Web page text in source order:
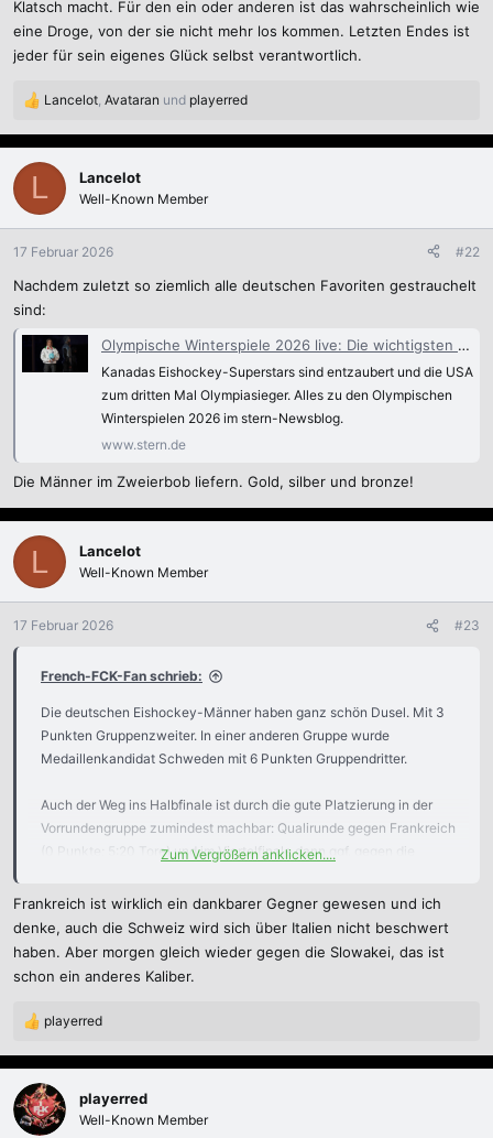
Klatsch macht. Für den ein oder anderen ist das wahrscheinlich wie
eine Droge, von der sie nicht mehr los kommen. Letzten Endes ist
jeder für sein eigenes Glück selbst verantwortlich.
R
a
k
i
o
n
n
:
Lancelot Avataran und playerred
L Lancelot
Well-Known Member
17 Februar 2026 #22
Nachdem zuletzt so ziemlich alle deutschen Favoriten gestrauchelt
sind:
Olympische Winterspiele 2026 live: Die wichtigsten News
Kanadas Eishockey-Superstars sind entzaubert und die USA
zum dritten Mal Olympiasieger. Alles zu den Olympischen
Winterspielen 2026 im stern-Newsblog.
www.stern.de
Die Männer im Zweierbob liefern. Gold, silber und bronze!
L Lancelot
Well-Known Member
17 Februar 2026 #23
French-FCK-Fan schrieb:
Die deutschen Eishockey-Männer haben ganz schön Dusel. Mit 3
Punkten Gruppenzweiter. In einer anderen Gruppe wurde
Medaillenkandidat Schweden mit 6 Punkten Gruppendritter.
Auch der Weg ins Halbfinale ist durch die gute Platzierung in der
Vorrundengruppe zumindest machbar: Qualirunde gegen Frankreich
(0 Punkte; 5:20 Tore) und im Viertelfinale dann ggf. gegen die
Gruppensiegern sicherlich noch der dankbarste Gegner, wenn man
sieht, wie Goldfavorit Kanada seine bisherigen Gegner
abgeschossen hat (5:0; 5:1; 10:2).
Zum Vergrößern anklicken....
Frankreich ist wirklich ein dankbarer Gegner gewesen und ich
denke, auch die Schweiz wird sich über Italien nicht beschwert
haben. Aber morgen gleich wieder gegen die Slowakei, das ist
schon ein anderes Kaliber.
R
a
k
t
i
playerred
playerred
Well-Known Member